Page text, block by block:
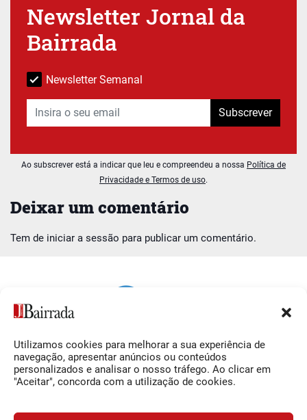
Utilizamos cookies para melhorar a sua experiência de
navegação, apresentar anúncios ou conteúdos
personalizados e analisar o nosso tráfego. Ao clicar em
"Aceitar", concorda com a utilização de cookies.
Deixar um comentário
Tem de iniciar a sessão para publicar um comentário.
Newsletter Jornal da
Bairrada
Newsletter Semanal
Subscrever
Ao subscrever está a indicar que leu e compreendeu a nossa Política de
Privacidade e Termos de uso.
Siga-nos
Facebook
O Jornal da Bairrada
Contactos